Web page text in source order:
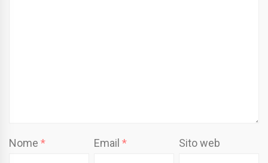
Nome * Email* Sito web